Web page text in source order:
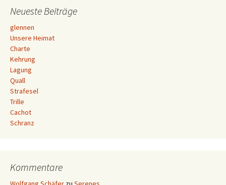
Navigation
Neueste Beiträge
glennen
Unsere Heimat
Charte
Kehrung
Lagung
Quall
Strafesel
Trille
Cachot
Schranz
Kommentare